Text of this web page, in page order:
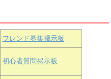
エマ・ヴェルデ
フレンド募集掲示板
初心者質問掲示板